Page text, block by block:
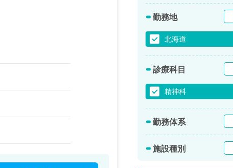
勤務地
北海道
診療科目
精神科
勤務体系
施設種別